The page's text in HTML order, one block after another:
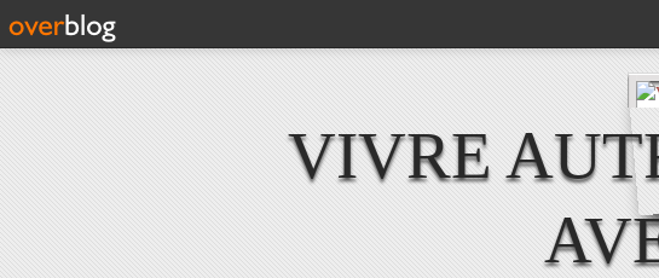
VIVRE